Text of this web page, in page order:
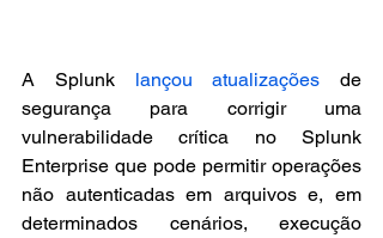
A Splunk lançou atualizações de
segurança para corrigir uma
vulnerabilidade crítica no Splunk
Enterprise que pode permitir operações
não autenticadas em arquivos e, em
determinados cenários, execução